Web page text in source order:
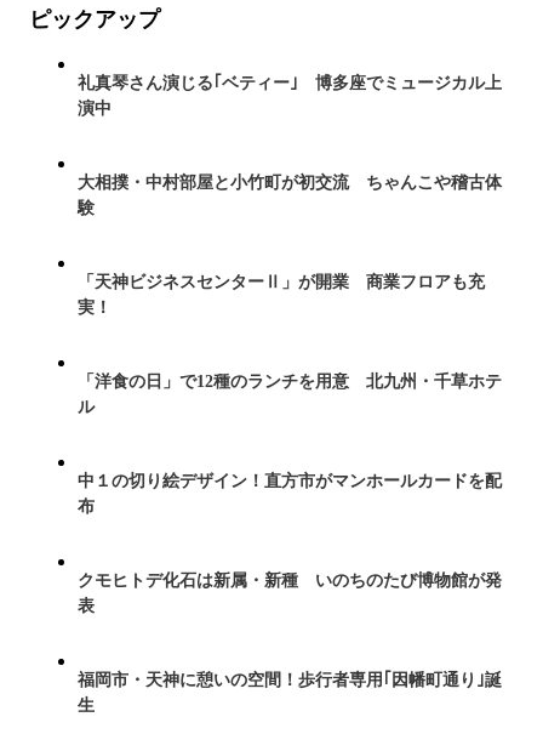
ピックアップ
礼真琴さん演じる｢ベティー｣ 博多座でミュージカル上
演中
大相撲・中村部屋と小竹町が初交流 ちゃんこや稽古体
験
「天神ビジネスセンターⅡ」が開業 商業フロアも充
実！
「洋食の日」で12種のランチを用意 北九州・千草ホテ
ル
中１の切り絵デザイン！直方市がマンホールカードを配
布
クモヒトデ化石は新属・新種 いのちのたび博物館が発
表
福岡市・天神に憩いの空間！歩行者専用｢因幡町通り｣誕
生